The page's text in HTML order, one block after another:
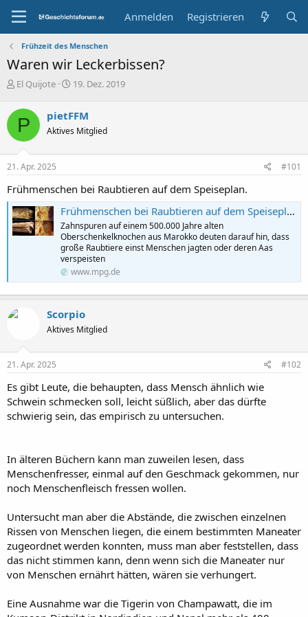
Anmelden Registrieren
Frühzeit des Menschen
Waren wir Leckerbissen?
E
s
t
e
l
l
e
El Quijote
E
t
e
l
m
19. Dez. 2019
P pietFFM
Aktives Mitglied
21. Apr. 2025 #101
Frühmenschen bei Raubtieren auf dem Speiseplan.
Frühmenschen bei Raubtieren auf dem Speiseplan
Zahnspuren auf einem 500.000 Jahre alten
Oberschenkelknochen aus Marokko deuten darauf hin, dass
große Raubtiere einst Menschen jagten oder deren Aas
verspeisten
www.mpg.de
Scorpio
Aktives Mitglied
21. Apr. 2025 #102
Es gibt Leute, die behaupten, dass Mensch ähnlich wie
Schwein schmecken soll, leicht süßlich, aber das dürfte
schwierig sein, das empirisch zu untersuchen.
In älteren Büchern kann man zuweilen lesen, dass
Menschenfresser, einmal auf den Geschmack gekommen, nur
noch Menschenfleisch fressen wollen.
Untersucht man aber die Abstände, die zwischen einzelnen
Rissen von Menschen liegen, die einem bestimmten Maneater
zugeordnet werden konnten, muss man aber feststellen, dass
das nicht stimmen kann, denn wenn sich die Maneater nur
von Menschen ernährt hätten, wären sie verhungert.
Eine Ausnahme war die Tigerin von Champawatt, die im